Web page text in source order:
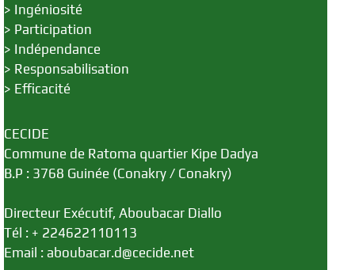
> Ingéniosité
> Participation
> Indépendance
> Responsabilisation
> Efficacité
CECIDE
Commune de Ratoma quartier Kipe Dadya
B.P : 3768 Guinée (Conakry / Conakry)
Directeur Exécutif, Aboubacar Diallo
Tél : + 224622110113
Email : aboubacar.d@cecide.net